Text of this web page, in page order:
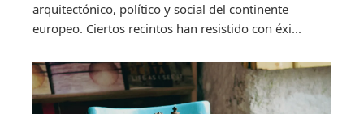
arquitectónico, político y social del continente
europeo. Ciertos recintos han resistido con éxi...